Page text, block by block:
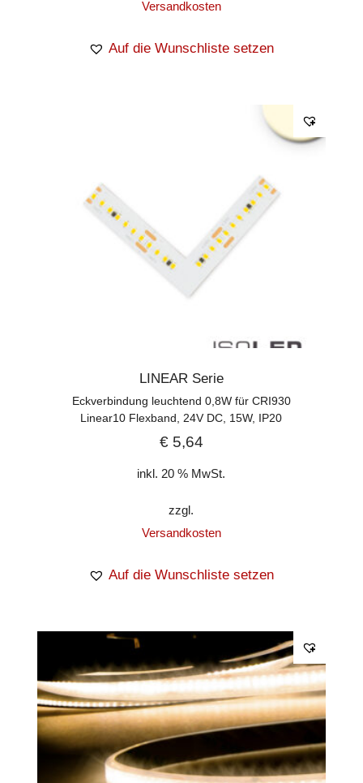
Versandkosten
Auf die Wunschliste setzen
LINEAR Serie
Eckverbindung leuchtend 0,8W für CRI930
Linear10 Flexband, 24V DC, 15W, IP20
€5,64
inkl. 20 % MwSt.
zzgl.
Versandkosten
Auf die Wunschliste setzen